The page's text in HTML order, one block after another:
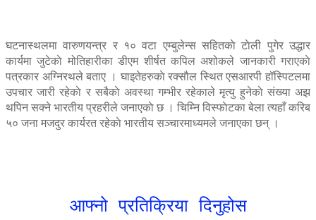
घटनास्थलमा वारुणयन्त्र र १० वटा एम्बुलेन्स सहितकाे टाेली पुगेर उद्धार
कार्यमा जुटेकाे मोतिहारीका डीएम शीर्षत कपिल अशोकले जानकारी गराएकाे
पत्रकार अग्निरथले बताए । घाइतेहरुकाे रक्सौल स्थित एसआरपी हॉस्पिटलमा
उपचार जारी रहेकाे र सबैकाे अवस्था गम्भीर रहेकाले मृत्यु हुनेकाे संख्या अझ
थपिन सक्ने भारतीय प्रहरीले जनाएकाे छ । चिम्नि विस्फाेटका बेला त्यहाँ करिब
५० जना मजदुर कार्यरत रहेकाे भारतीय सञ्चारमाध्यमले जनाएका छन् ।
आफ्नो प्रतिक्रिया दिनुहोस